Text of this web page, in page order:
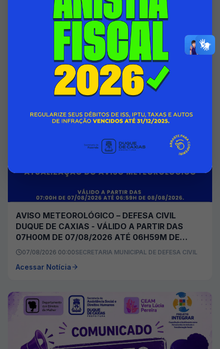
HOSPITAL INFANTIL ISMÉLIA DA SILVEIRA
PASSA A CONTAR COM ÁREA DO 1º ANDAR
TOTALMENTE REFORMADA
SECRETARIA MUNICIPAL DE SAÚDE
Acessar Notícia
AVISO METEOROLÓGICO – DEFESA CIVIL
DUQUE DE CAXIAS - VÁLIDO A PARTIR DAS
07H00M DE 07/08/2026 ATÉ 06H59M DE
08/08/2026
07/08/2026 00:00SECRETARIA MUNICIPAL DE DEFESA CIVIL
Acessar Notícia